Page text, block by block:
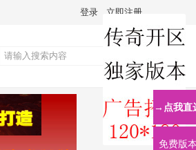
登录 立即注册
搜
索
→点我直
免费版